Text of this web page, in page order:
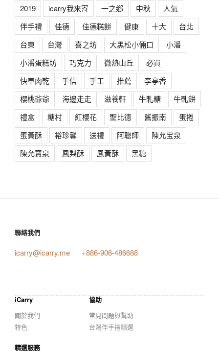
2019 icarry我來寄 一之鄉 中秋
人氣
伴手禮
佳德 佳德糕餅 健康 十大
台北
台東
台灣 喜之坊 大黑松小倆口
小潘
小潘蛋糕坊
巧克力 微熱山丘
必買
快車肉乾
手信 手工 推薦
李亭香
櫻桃爺爺
海邊走走 滋養軒 牛軋糖
牛軋餅
禮盒
糖村 紅櫻花 聖比德 舊振南
蛋捲
蛋黃酥
裕珍馨 送禮 阿聰師
陳允宝泉
陳允寶泉
鳳梨酥 鳳黃酥 黑糖
聯絡我們
icarry@icarry.me +886-906-486688
iCarry
關於我們
特色
協助
常見問題與幫助
台灣伴手禮精選
精選服務